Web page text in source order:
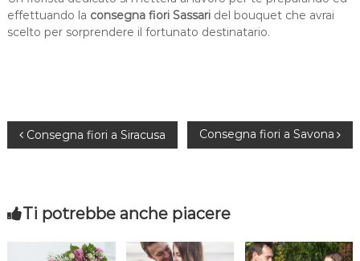
effettuando la consegna fiori Sassari del bouquet che avrai
scelto per sorprendere il fortunato destinatario.
N
v
Consegna fiori a Siracusa Consegna fiori a Savona
Ti potrebbe anche piacere